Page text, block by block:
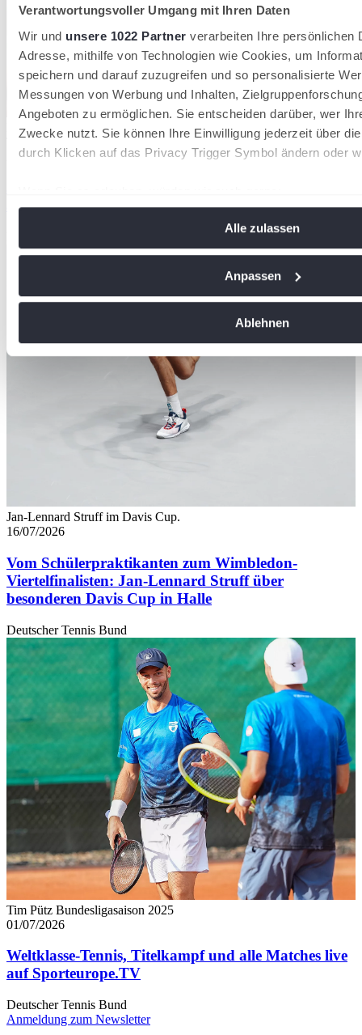
Verantwortungsvoller Umgang mit Ihren Daten
Wir und unsere 1022 Partner verarbeiten Ihre persönlichen
Adresse, mithilfe von Technologien wie Cookies, um
speichern und darauf zuzugreifen und so personalisierte
Messungen von Werbung und Inhalten,
Angeboten zu ermöglichen. Sie entscheiden darüber, wer
Zwecke nutzt. Sie können Ihre Einwilligung jederzeit über
durch Klicken auf das Privacy Trigger Symbol ändern oder
Ihr Gerät durch aktives Scannen nach bestimmten
Erfahren Sie mehr darüber, wie Ihre persönlichen Daten
soziale Medien anbieten zu können und die Zugriffe auf
analysieren. Außerdem geben wir Informationen zu Ihrer
an unsere Partner für soziale Medien, Werbung und
führen diese Informationen möglicherweise mit weiteren
Alle zulassen
Anpassen
Ablehnen
Der DTB verzeichnet 2026 insgesamt 1.553.580 Mitglieder in 8.612
Tennisvereinen
28/07/2026
als in den Vorjahren
Jan-Lennard Struff im Davis Cup.
16/07/2026
Vom Schülerpraktikanten zum Wimbledon-
Viertelfinalisten: Jan-Lennard Struff über
besonderen Davis Cup in Halle
Deutscher Tennis Bund
Tim Pütz Bundesligasaison 2025
01/07/2026
Weltklasse-Tennis, Titelkampf und alle Matches live
auf Sporteurope.TV
Deutscher Tennis Bund
Anmeldung zum Newsletter